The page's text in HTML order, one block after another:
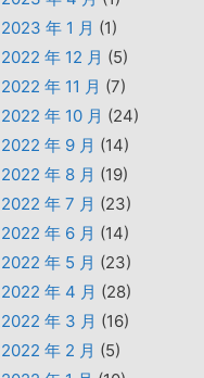
2023 年 1 月 (1)
2022 年 12 月 (5)
2022 年 11 月 (7)
2022 年 10 月 (24)
2022 年 9 月 (14)
2022 年 8 月 (19)
2022 年 7 月 (23)
2022 年 6 月 (14)
2022 年 5 月 (23)
2022 年 4 月 (28)
2022 年 3 月 (16)
2022 年 2 月 (5)